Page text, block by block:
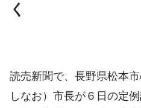
く
読売新聞で、長野県松本
しなお） 市長が６日の定